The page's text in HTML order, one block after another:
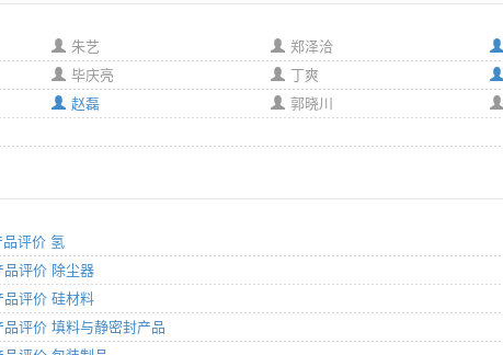
朱艺
毕庆亮
赵磊
郑泽洽
丁爽
郭晓川
评价 氢
品评价 除尘器
品评价 硅材料
评价 填料与静密封产品